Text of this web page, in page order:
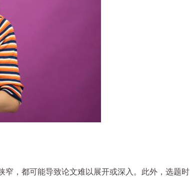
，都可能导致论文难以展开或深入。此外，选题时